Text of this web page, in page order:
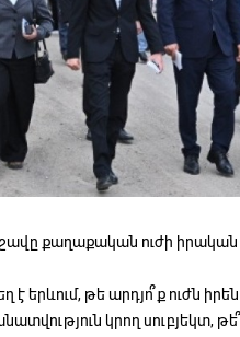
քաղաքական ուժի իրական
է երևում, թե արդյո՞ք ուժն
կրող սուբյեկտ,